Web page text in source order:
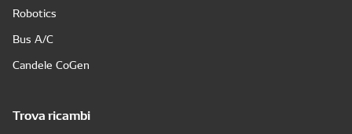
Robotics
Bus A/C
Candele CoGen
Trova ricambi